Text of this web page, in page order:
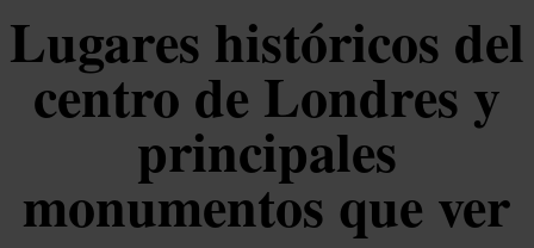
Lugares históricos del
centro de Londres y
principales
monumentos que ver